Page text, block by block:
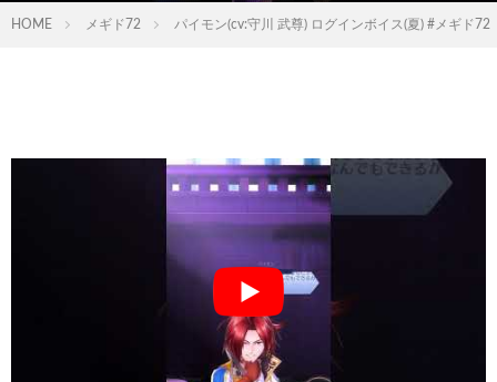
HOME メギド72 パイモン(cv:守川 武尊) ログインボイス(夏) #メギド72